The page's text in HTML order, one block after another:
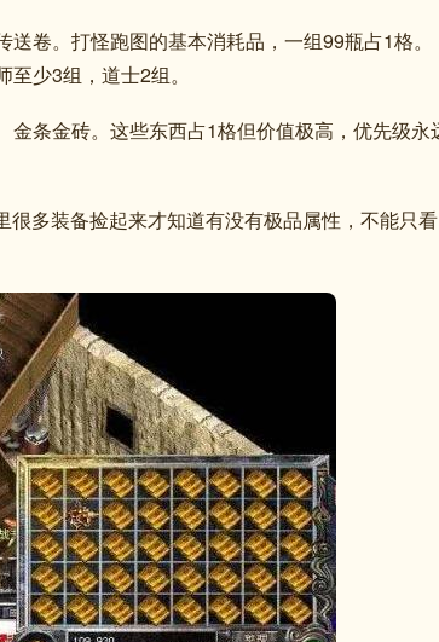
卷。打怪跑图的基本消耗品，一组99瓶占1格。
少3组，道士2组。
金条金砖。这些东西占1格但价值极高，优先级永
很多装备捡起来才知道有没有极品属性，不能只看